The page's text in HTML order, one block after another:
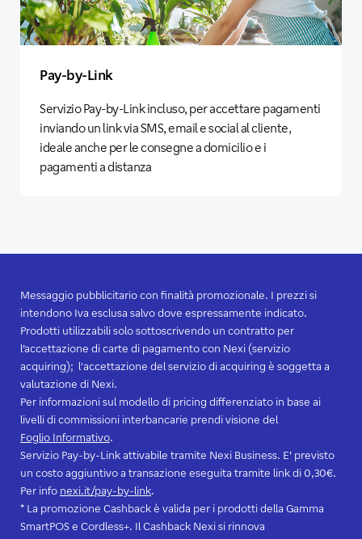
Pay-by-Link
Servizio Pay-by-Link incluso, per accettare pagamenti
inviando un link via SMS, email e social al cliente,
ideale anche per le consegne a domicilio e i
pagamenti a distanza
Messaggio pubblicitario con finalità promozionale. I prezzi si
intendono Iva esclusa salvo dove espressamente indicato.
Prodotti utilizzabili solo sottoscrivendo un contratto per
l’accettazione di carte di pagamento con Nexi (servizio
acquiring); l'accettazione del servizio di acquiring è soggetta a
valutazione di Nexi.
Per informazioni sul modello di pricing differenziato in base ai
livelli di commissioni interbancarie prendi visione del
Foglio Informativo.
Servizio Pay-by-Link attivabile tramite Nexi Business. E’ previsto
un costo aggiuntivo a transazione eseguita tramite link di 0,30€.
Per info nexi.it/pay-by-link.
* La promozione Cashback è valida per i prodotti della Gamma
SmartPOS e Cordless+. Il Cashback Nexi si rinnova